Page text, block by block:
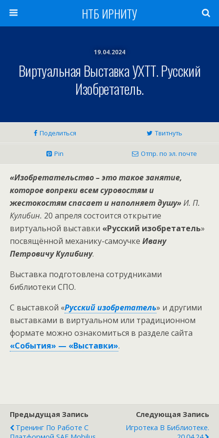
НТБ ИРНИТУ
19.04.2024
Виртуальная Выставка УХТТ. Русский
Изобретатель.
Поделиться Твитнуть
Pin Отпр. по эл. почте
«Изобретательство – это такое занятие,
которое вопреки всем суровостям и
жестокостям спасает и наполняет душу»И. П.
Кулибин. 20 апреля состоится открытие
виртуальной выставки «Русский изобретатель»
посвящённой механику-самоучке Ивану
Петровичу Кулибину.
Выставка подготовлена сотрудниками
библиотеки СПО.
С выставкой «Русский изобретатель» и другими
выставками в виртуальном или традиционном
формате можно ознакомиться в разделе сайта
«События» — «Выставки».
Предыдущая Запись
Тренинг По Работе С
Следующая Запись
Игротека В Библиотеке.